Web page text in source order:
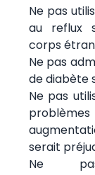
Ne pas
au reflux
corps
Ne pas
de diabète
Ne pas
serait
Ne